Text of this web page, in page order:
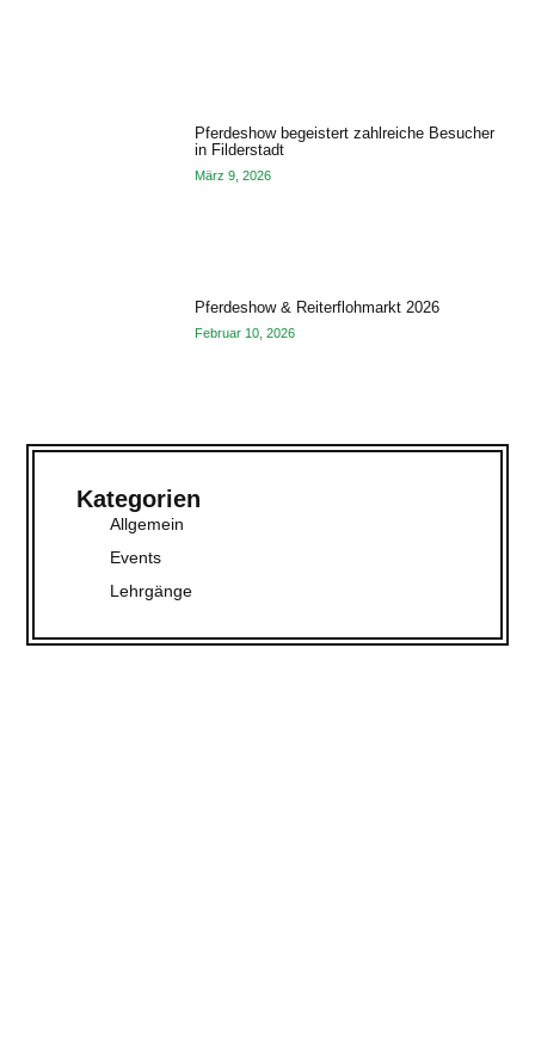
Pferdeshow begeistert zahlreiche Besucher
in Filderstadt
März 9, 2026
Pferdeshow & Reiterflohmarkt 2026
Februar 10, 2026
Kategorien
Allgemein
Events
Lehrgänge